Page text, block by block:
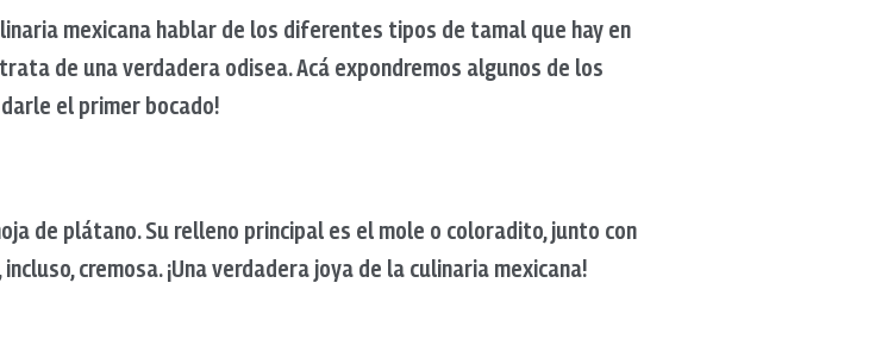
mexicana hablar de los diferentes tipos de tamal que hay en
de una verdadera odisea. Acá expondremos algunos de los
el primer bocado!
de plátano. Su relleno principal es el mole o coloradito, junto con
cremosa. ¡Una verdadera joya de la culinaria mexicana!